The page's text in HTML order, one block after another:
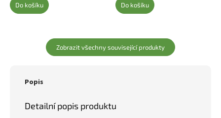
Do košíku Do košíku
Zobrazit všechny související produkty
Popis
Detailní popis produktu